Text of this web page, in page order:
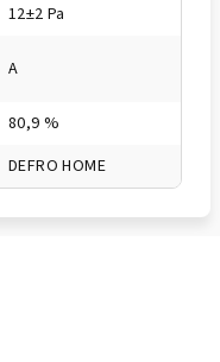
12±2 Pa
A
80,9 %
DEFRO HOME